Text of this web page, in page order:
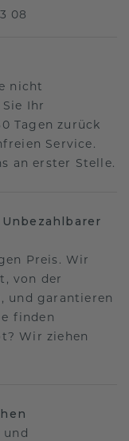
08
nicht
Ihr
Tagen zurück
Service.
an erster Stelle.
Preis. Wir
von der
und garantieren
finden
Wir ziehen